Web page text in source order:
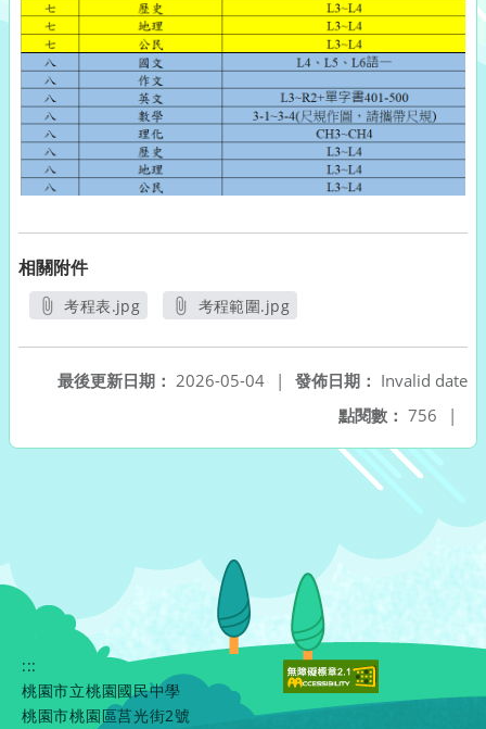
相關附件
考程表.jpg
考程範圍.jpg
發佈日期： Invalid date
最後更新日期： 2026-05-04
|
點閱數： 756 |
:::
桃園市立桃園國民中學
桃園市桃園區莒光街2號